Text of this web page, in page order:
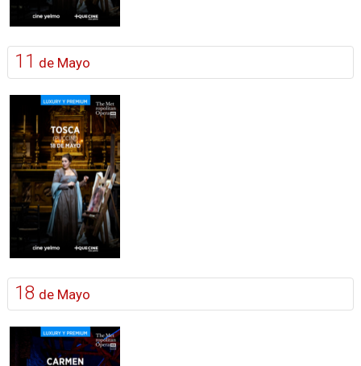
11 de Mayo
18 de Mayo